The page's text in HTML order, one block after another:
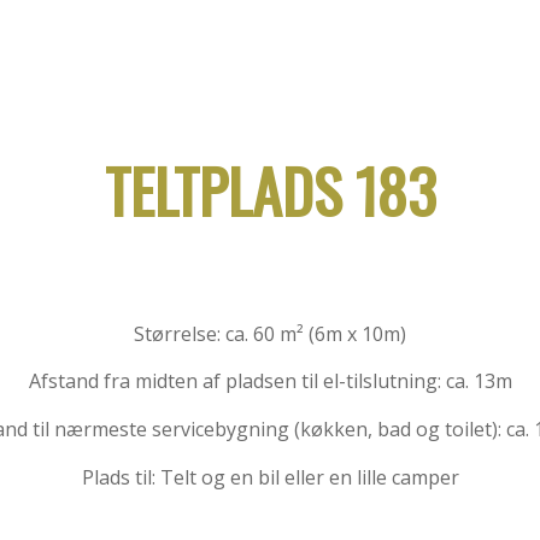
TELTPLADS 183
Størrelse: ca. 60 m² (6m x 10m)
Afstand fra midten af pladsen til el-tilslutning: ca. 13m
til nærmeste servicebygning (køkken, bad og toilet): ca.
Plads til: Telt og en bil eller en lille camper